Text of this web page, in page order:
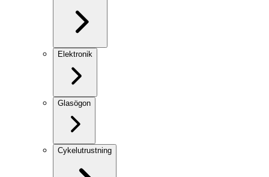
Elektronik
Glasögon
Cykelutrustning